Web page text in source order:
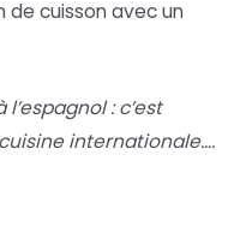
de cuisson avec un
: c’est
internationale….